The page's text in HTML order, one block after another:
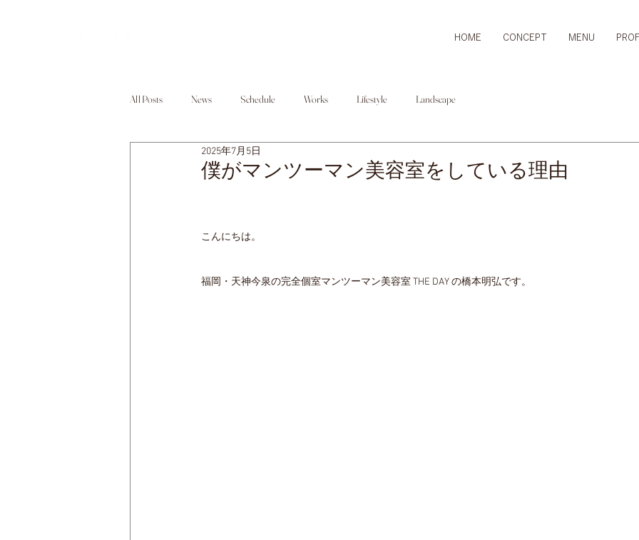
HOME CONCEPT MENU
All Posts News Schedule Works Lifestyle Landscape
僕がマンツーマン美容室をしている理由
2025年7月5日
こんにちは。
福岡・天神今泉の完全個室マンツーマン美容室 THE DAY の橋本明弘です。